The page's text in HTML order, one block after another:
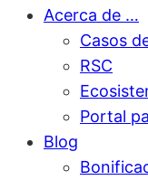
Acerca de …
Casos
RSC
Portal
Blog